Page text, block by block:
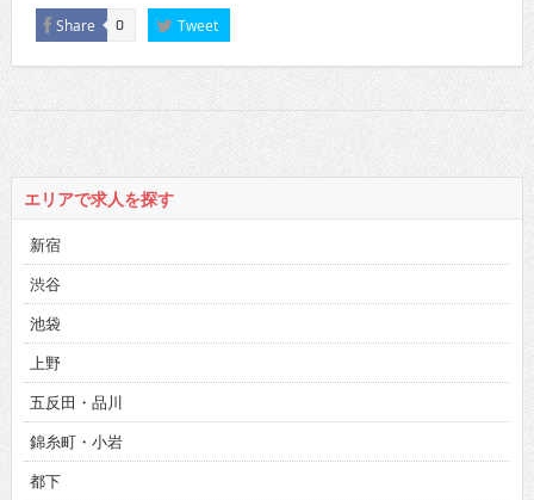
Share 0 Tweet
エリアで求人を探す
新宿
渋谷
池袋
上野
五反田・品川
錦糸町・小岩
都下